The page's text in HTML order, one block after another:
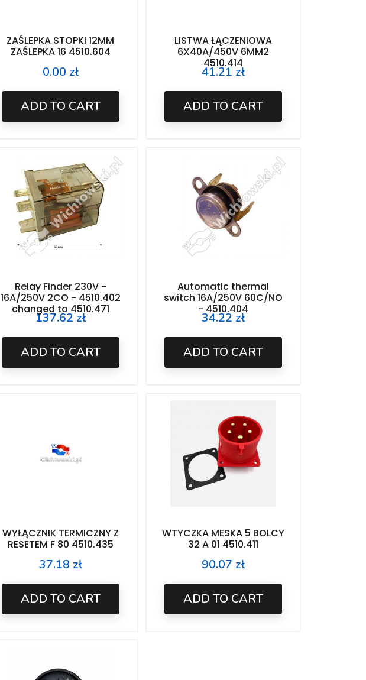
ZAŚLEPKA STOPKI 12MM
ZAŚLEPKA 16 4510.604
Price
0.00 zł
ADD TO CART
LISTWA ŁĄCZENIOWA
6X40A/450V 6MM2
4510.414
Price
41.21 zł
ADD TO CART
Relay Finder 230V -
16A/250V 2CO - 4510.402
changed to 4510.471
Price
137.62 zł
ADD TO CART
Automatic thermal
switch 16A/250V 60C/NO
- 4510.404
Price
34.22 zł
ADD TO CART
WYŁĄCZNIK TERMICZNY Z
RESETEM F 80 4510.435
Price
37.18 zł
ADD TO CART
WTYCZKA MESKA 5 BOLCY
32 A 01 4510.411
Price
90.07 zł
ADD TO CART